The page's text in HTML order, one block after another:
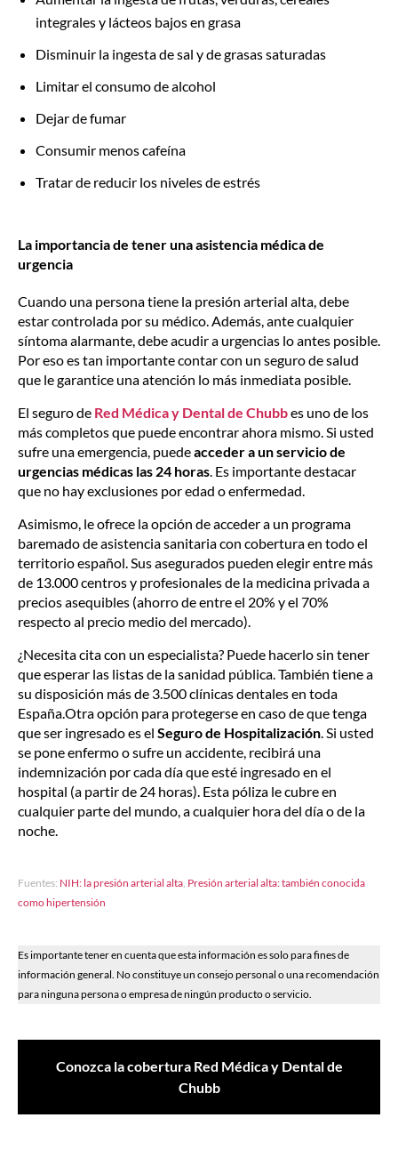
integrales y lácteos bajos en grasa
Disminuir la ingesta de sal y de grasas saturadas
Limitar el consumo de alcohol
Dejar de fumar
Consumir menos cafeína
Tratar de reducir los niveles de estrés
La importancia de tener una asistencia médica de
urgencia
Cuando una persona tiene la presión arterial alta, debe
estar controlada por su médico. Además, ante cualquier
síntoma alarmante, debe acudir a urgencias lo antes posible.
Por eso es tan importante contar con un seguro de salud
que le garantice una atención lo más inmediata posible.
El seguro de Red Médica y Dental de Chubbes uno de los
más completos que puede encontrar ahora mismo. Si usted
sufre una emergencia, puedeacceder a un servicio de
urgencias médicas las 24 horas. Es importante destacar
que no hay exclusiones por edad o enfermedad.
Asimismo, le ofrece la opción de acceder a un programa
baremado de asistencia sanitaria con cobertura en todo el
territorio español. Sus asegurados pueden elegir entre más
de 13.000 centros y profesionales de la medicina privada a
precios asequibles (ahorro de entre el 20% y el 70%
respecto al precio medio del mercado).
¿Necesita cita con un especialista? Puede hacerlo sin tener
que esperar las listas de la sanidad pública. También tiene a
su disposición más de 3.500 clínicas dentales en toda
España.Otra opción para protegerse en caso de que tenga
que ser ingresado es el Seguro de Hospitalización. Si usted
se pone enfermo o sufre un accidente, recibirá una
indemnización por cada día que esté ingresado en el
hospital (a partir de 24 horas). Esta póliza le cubre en
cualquier parte del mundo, a cualquier hora del día o de la
noche.
Fuentes: NIH: la presión arterial alta, Presión arterial alta: también conocida
como hipertensión
Es importante tener en cuenta que esta información es solo para fines de
información general. No constituye un consejo personal o una recomendación
para ninguna persona o empresa de ningún producto o servicio.
Conozca la cobertura Red Médica y Dental de
Chubb